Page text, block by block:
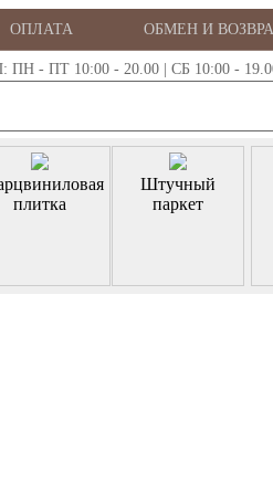
ОПЛАТА ОБМЕН И
- ПТ 10:00 - 20.00 | СБ 10:00 -
плитка
Штучный
паркет